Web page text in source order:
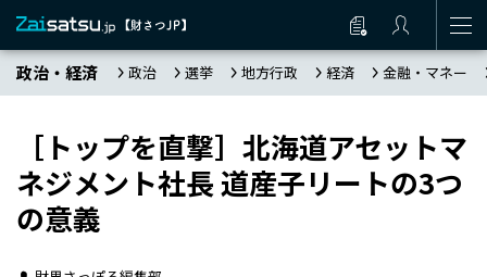
政治・経済 政治 選挙 地方行政 経済 金融・マネー
［トップを直撃］北海道アセットマ
ネジメント社長 道産子リートの3つ
の意義